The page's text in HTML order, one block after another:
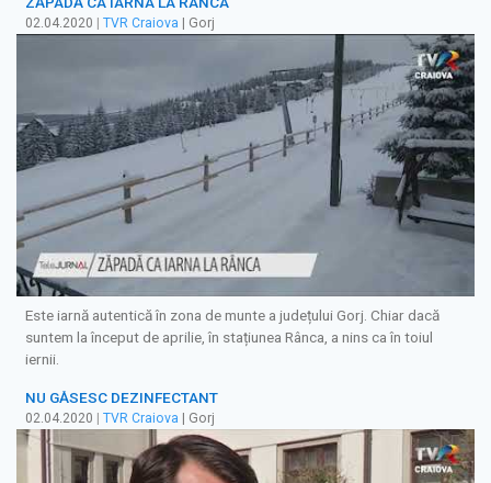
02.04.2020 TVR Craiova | Gorj
Este iarnă autentică în zona de munte a județului Gorj. Chiar dacă
suntem la început de aprilie, în stațiunea Rânca, a nins ca în toiul
iernii.
NU GĂSESC DEZINFECTANT
02.04.2020 | TVR Craiova | Gorj